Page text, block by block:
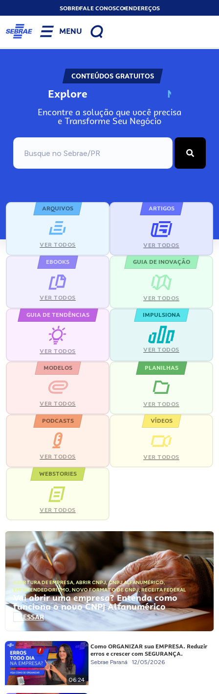
SOBREFALE CONOSCOENDEREÇOS
MENU
CONTEÚDOS GRATUITOS
Explore N
Encontre a solução que você precisa
e Transforme Seu Negócio
ARQUIVOS
VER TODOS
ARTIGOS
VER TODOS
EBOOKS
VER TODOS
GUIA DE INOVAÇÃO
VER TODOS
GUIA DE TENDÊNCIAS
VER TODOS
IMPULSIONA
VER TODOS
MODELOS
VER TODOS
PLANILHAS
VER TODOS
PODCASTS
VER TODOS
VÍDEOS
VER TODOS
WEBSTORIES
VER TODOS
ABERTURA DE EMPRESA, ABRIR CNPJ,CNPJ ALFANUMÉRICO,
EMPREENDEDORISMO, NOVO FORMATO DE CNPJ,RECEITA FEDERAL
Vai abrir uma empresa? Entenda como
funciona o novo CNPJ Alfanumérico
ACESSAR
06:24
Como ORGANIZAR sua EMPRESA. Reduzir
erros e crescer com SEGURANÇA.
Sebrae Paraná 12/05/2026